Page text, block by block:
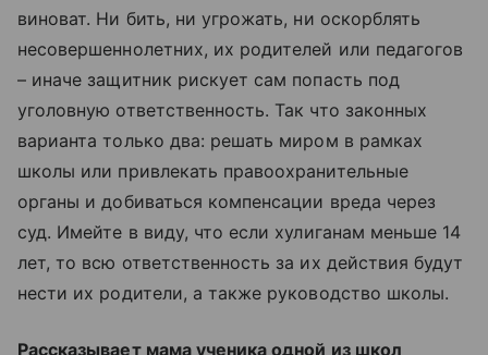
виноват. Ни бить, ни угрожать, ни оскорблять
несовершеннолетних, их родителей или педагогов
– иначе защитник рискует сам попасть под
уголовную ответственность. Так что законных
варианта только два: решать миром в рамках
школы или привлекать правоохранительные
органы и добиваться компенсации вреда через
суд. Имейте в виду, что если хулиганам меньше 14
лет, то всю ответственность за их действия будут
нести их родители, а также руководство школы.
Рассказывает мама ученика одной из школ